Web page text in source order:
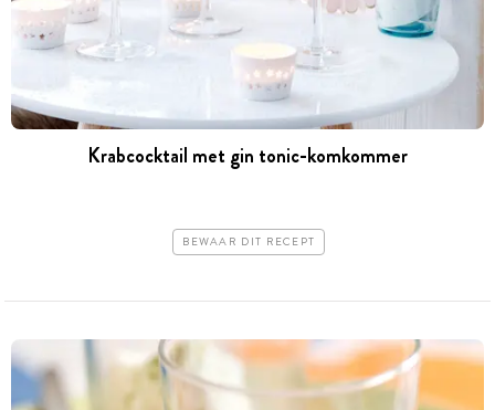
Krabcocktail met gin tonic-komkommer
BEWAAR DIT RECEPT